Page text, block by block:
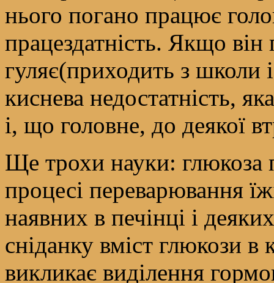
нього погано працює
працездатність. Якщо
гуляє(приходить з школи
киснева недостатність,
і, що головне, до деякої
Ще трохи науки: глюкоза
процесі переварювання
наявних в печінці і
сніданку вміст глюкози в
викликає виділення